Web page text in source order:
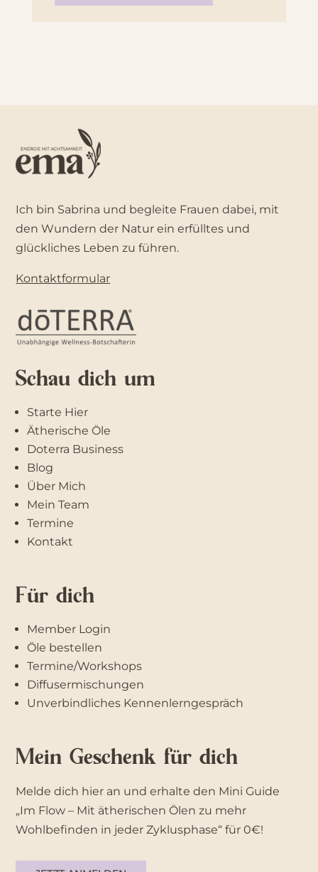
Ich bin Sabrina und begleite Frauen dabei, mit
den Wundern der Natur ein erfülltes und
glückliches Leben zu führen.
Kontaktformular
Schau dich um
Starte Hier
Ätherische Öle
Doterra Business
Blog
Über Mich
Mein Team
Termine
Kontakt
Für dich
Member Login
Öle bestellen
Termine/Workshops
Diffusermischungen
Unverbindliches Kennenlerngespräch
Mein Geschenk für dich
Melde dich hier an und erhalte den Mini Guide
„Im Flow – Mit ätherischen Ölen zu mehr
Wohlbefinden in jeder Zyklusphase“ für 0€!